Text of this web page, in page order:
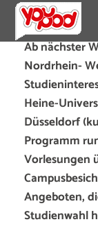
Ab nächster
Nordrhein-
Heine-
Düsseldorf
Programm
Vorlesungen
Angeboten,
Studienwahl